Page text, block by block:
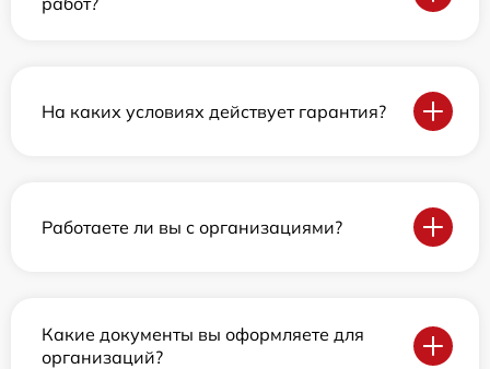
На каких условиях действует гарантия?
Работаете ли вы с организациями?
Какие документы вы оформляете для
организаций?